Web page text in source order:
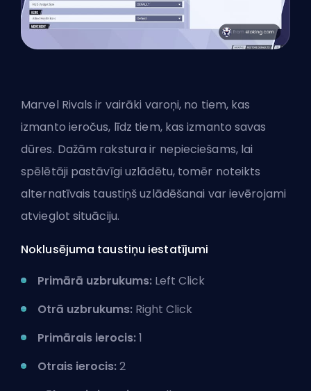
Marvel Rivals ir vairāki varoņi, no tiem, kas
izmanto ieročus, līdz tiem, kas izmanto savas
dūres. Dažām rakstura ir nepieciešams, lai
spēlētāji pastāvīgi uzlādētu, tomēr noteikts
alternatīvais taustiņš uzlādēšanai var ievērojami
atvieglot situāciju.
Noklusējuma taustiņu iestatījumi
Primārā uzbrukums: Left Click
Otrā uzbrukums: Right Click
Primārais ierocis:1
Otrais ierocis:2